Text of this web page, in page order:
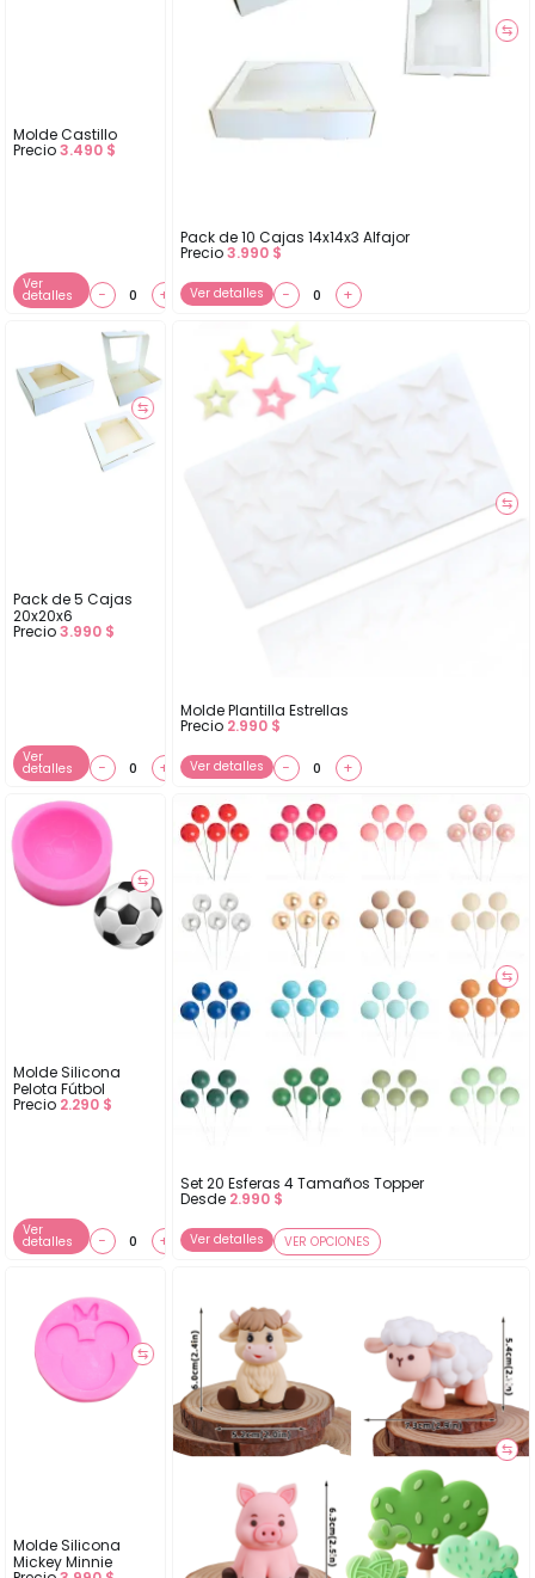
Molde Castillo
Precio3.490 $
Ver
detalles − +
⇆
Pack de 10 Cajas 14x14x3 Alfajor
Precio3.990 $
Ver detalles − +
⇆
Pack de 5 Cajas
20x20x6
Precio3.990 $
Ver
detalles − +
⇆
Molde Plantilla Estrellas
Precio 2.990 $
Ver detalles − +
⇆
Molde Silicona
Pelota Fútbol
Precio 2.290 $
Ver
detalles − +
⇆
Set 20 Esferas 4 Tamaños Topper
Desde 2.990 $
Ver detalles VER OPCIONES
⇆
Molde Silicona
Mickey Minnie
⇆